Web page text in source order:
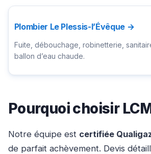
Plombier Le Plessis-l’Évêque →
Fuite, débouchage, robinetterie,
ballon d’eau chaude.
Pourquoi choisir
Notre équipe est certifiée
de parfait achèvement. Devis